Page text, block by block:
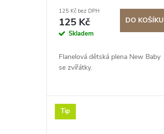
t
ů
k
125 Kč bez DPH
125 Kč
Skladem
DO KOŠÍKU
Flanelová dětská plena New Baby
se zvířátky.
Tip